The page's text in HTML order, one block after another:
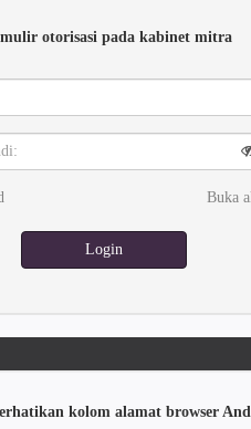
otorisasi pada kabinet mitra
Buka
Login
kolom alamat browser